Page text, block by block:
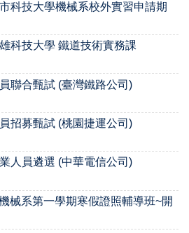
科技大學機械系校外實習申請期
科技大學 鐵道技術實務課
聯合甄試 (臺灣鐵路公司)
招募甄試 (桃園捷運公司)
人員遴選 (中華電信公司)
械系第一學期寒假證照輔導班~開